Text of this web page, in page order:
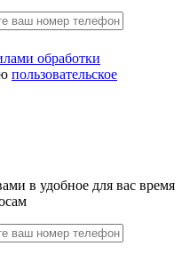
обработки
пользовательское
в удобное для вас время